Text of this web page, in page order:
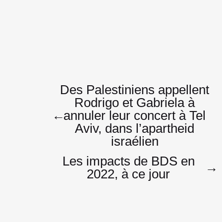
Navigation
de
l’article
←
Des Palestiniens appellent
Rodrigo et Gabriela à
annuler leur concert à Tel
Aviv, dans l’apartheid
israélien
Les impacts de BDS en
2022, à ce jour
→